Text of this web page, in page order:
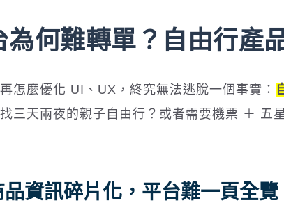
為何難轉單？自由行產
怎麼優化 UI、UX，終究無法逃脫一個事實：
三天兩夜的親子自由行？或者需要機票 ＋ 五
資訊碎片化，平台難一頁全覽